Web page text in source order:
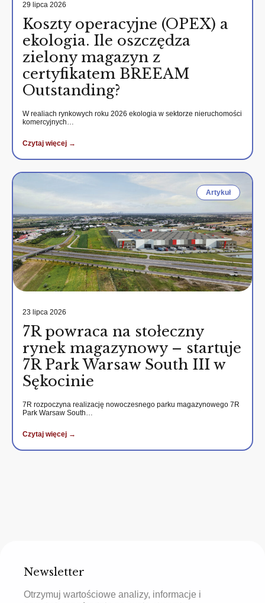
29 lipca 2026
Koszty operacyjne (OPEX) a
ekologia. Ile oszczędza
zielony magazyn z
certyfikatem BREEAM
Outstanding?
W realiach rynkowych roku 2026 ekologia w sektorze nieruchomości
komercyjnych…
Czytaj więcej →
Artykuł
23 lipca 2026
7R powraca na stołeczny
rynek magazynowy – startuje
7R Park Warsaw South III w
Sękocinie
7R rozpoczyna realizację nowoczesnego parku magazynowego 7R
Park Warsaw South…
Czytaj więcej →
Newsletter
Otrzymuj wartościowe analizy, informacje i